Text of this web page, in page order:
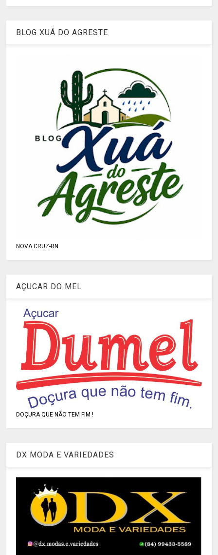
BLOG XUÁ DO AGRESTE
NOVA CRUZ-RN
AÇUCAR DO MEL
DOÇURA QUE NÃO TEM FIM !
DX MODA E VARIEDADES